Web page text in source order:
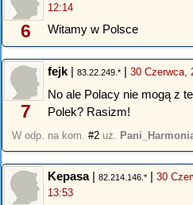
6
12:14
Witamy w Polsce
7
fejk | 83.22.249.* | 30 Czerwca,
No ale Polacy nie mogą z
Polek? Rasizm!
W odp. na kom. #2 uż.
Kepasa| 82.214.146.* | 30
13:53